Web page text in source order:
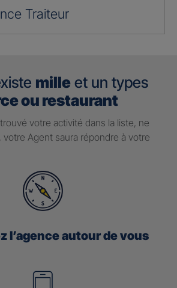
Traiteur
mille et un types
ou restaurant
votre activité dans la liste, ne
Agent saura répondre à votre
l’agence autour de vous